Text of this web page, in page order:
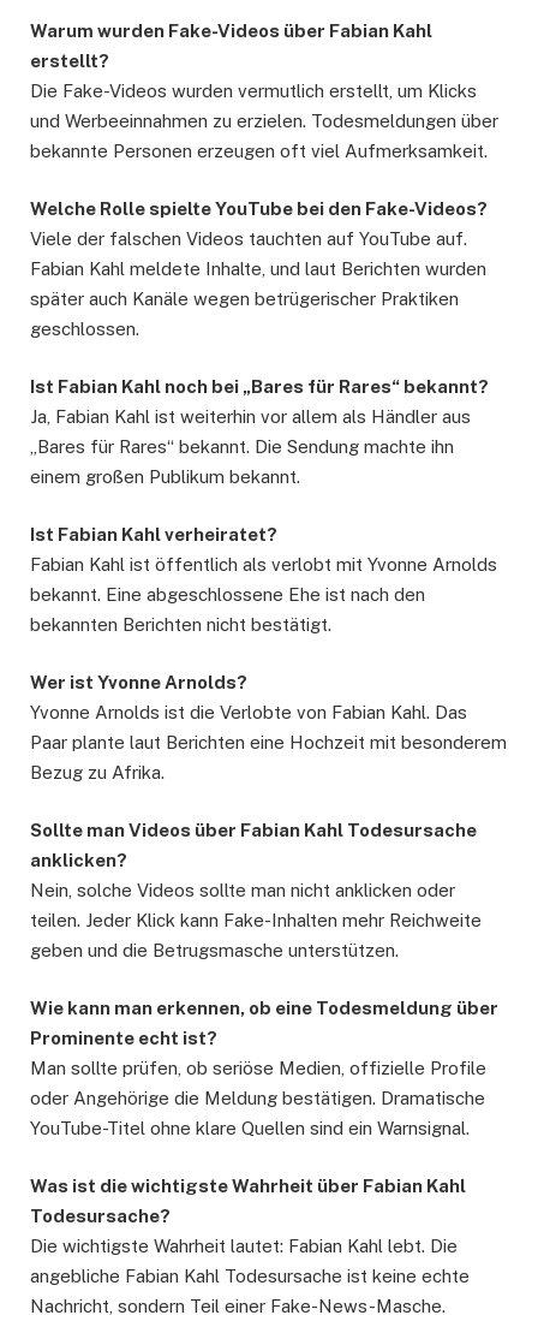
Warum wurden Fake-Videos über Fabian Kahl
erstellt?
Die Fake-Videos wurden vermutlich erstellt, um Klicks
und Werbeeinnahmen zu erzielen. Todesmeldungen über
bekannte Personen erzeugen oft viel Aufmerksamkeit.
Welche Rolle spielte YouTube bei den Fake-Videos?
Viele der falschen Videos tauchten auf YouTube auf.
Fabian Kahl meldete Inhalte, und laut Berichten wurden
später auch Kanäle wegen betrügerischer Praktiken
geschlossen.
Ist Fabian Kahl noch bei „Bares für Rares“ bekannt?
Ja, Fabian Kahl ist weiterhin vor allem als Händler aus
„Bares für Rares“ bekannt. Die Sendung machte ihn
einem großen Publikum bekannt.
Ist Fabian Kahl verheiratet?
Fabian Kahl ist öffentlich als verlobt mit Yvonne Arnolds
bekannt. Eine abgeschlossene Ehe ist nach den
bekannten Berichten nicht bestätigt.
Wer ist Yvonne Arnolds?
Yvonne Arnolds ist die Verlobte von Fabian Kahl. Das
Paar plante laut Berichten eine Hochzeit mit besonderem
Bezug zu Afrika.
Sollte man Videos über Fabian Kahl Todesursache
anklicken?
Nein, solche Videos sollte man nicht anklicken oder
teilen. Jeder Klick kann Fake-Inhalten mehr Reichweite
geben und die Betrugsmasche unterstützen.
Wie kann man erkennen, ob eine Todesmeldung über
Prominente echt ist?
Man sollte prüfen, ob seriöse Medien, offizielle Profile
oder Angehörige die Meldung bestätigen. Dramatische
YouTube-Titel ohne klare Quellen sind ein Warnsignal.
Was ist die wichtigste Wahrheit über Fabian Kahl
Todesursache?
Die wichtigste Wahrheit lautet: Fabian Kahl lebt. Die
angebliche Fabian Kahl Todesursache ist keine echte
Nachricht, sondern Teil einer Fake-News-Masche.